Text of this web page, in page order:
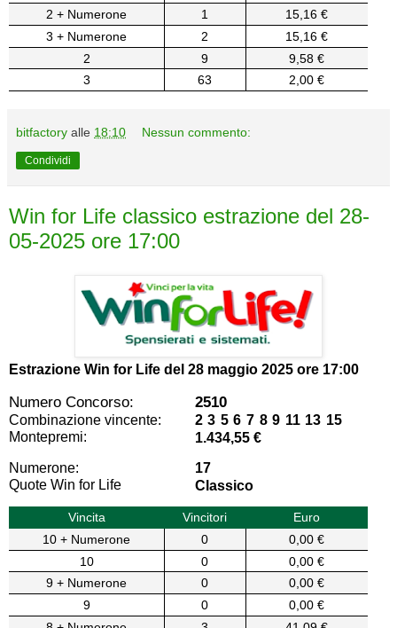
2 + Numerone
1
15,16 €
3 + Numerone
2
15,16 €
2
9
9,58 €
3
63 2,00 €
bitfactory alle 18:10 Nessun commento:
Condividi
Win for Life classico estrazione del 28-
05-2025 ore 17:00
Estrazione Win for Life del 28 maggio 2025 ore 17:00
Numero Concorso: 2510
Combinazione vincente:
2 3 5 6 7 8 9 11 13 15
Montepremi:
1.434,55 €
Numerone:
17
Quote Win for Life
Classico
Vincita Vincitori
Euro
10 + Numerone
0
0,00 €
10
0
0,00 €
9 + Numerone
0
0,00 €
9
0
0,00 €